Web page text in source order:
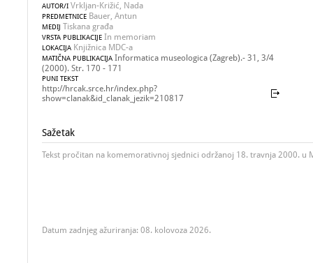
AUTOR/I Vrkljan-Križić, Nada
PREDMETNICE Bauer, Antun
MEDIJ Tiskana građa
VRSTA PUBLIKACIJE In memoriam
LOKACIJA Knjižnica MDC-a
MATIČNA PUBLIKACIJA Informatica museologica (Zagreb).- 31, 3/4
(2000). Str. 170 - 171
PUNI TEKST
http://hrcak.srce.hr/index.php?
show=clanak&id_clanak_jezik=210817
Sažetak
Tekst pročitan na komemorativnoj sjednici održanoj 18. travnja 2000. u
Datum zadnjeg ažuriranja: 08. kolovoza 2026.